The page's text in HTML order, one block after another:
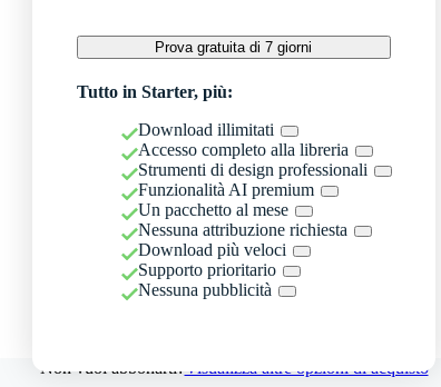
Prova gratuita di 7 giorni
Tutto in Starter, più:
Download illimitati
Accesso completo alla libreria
Strumenti di design professionali
Funzionalità AI premium
Un pacchetto al mese
Nessuna attribuzione richiesta
Download più veloci
Supporto prioritario
Nessuna pubblicità
Non vuoi abbonarti?Visualizza altre opzioni di acquisto